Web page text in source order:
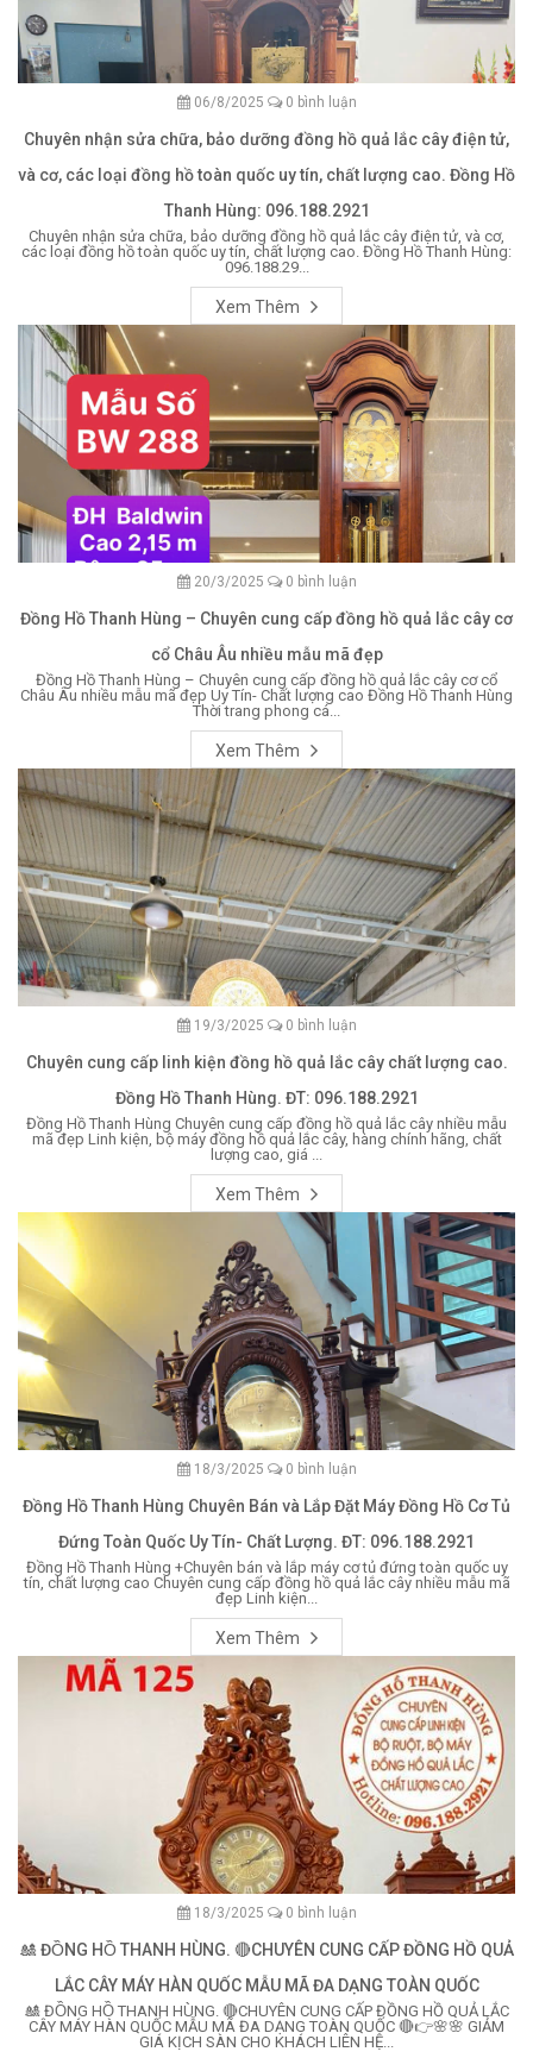
06/8/2025 0 bình luận
Chuyên nhận sửa chữa, bảo dưỡng đồng hồ quả lắc cây điện tử,
và cơ, các loại đồng hồ toàn quốc uy tín, chất lượng cao. Đồng Hồ
Thanh Hùng: 096.188.2921
Chuyên nhận sửa chữa, bảo dưỡng đồng hồ quả lắc cây điện tử, và cơ,
các loại đồng hồ toàn quốc uy tín, chất lượng cao. Đồng Hồ Thanh Hùng:
096.188.29...
Xem Thêm
20/3/2025 0 bình luận
Đồng Hồ Thanh Hùng – Chuyên cung cấp đồng hồ quả lắc cây cơ
cổ Châu Âu nhiều mẫu mã đẹp
Đồng Hồ Thanh Hùng – Chuyên cung cấp đồng hồ quả lắc cây cơ cổ
Châu Âu nhiều mẫu mã đẹp Uy Tín- Chất lượng cao Đồng Hồ Thanh Hùng
Thời trang phong cá...
Xem Thêm
19/3/2025 0 bình luận
Chuyên cung cấp linh kiện đồng hồ quả lắc cây chất lượng cao.
Đồng Hồ Thanh Hùng. ĐT: 096.188.2921
Đồng Hồ Thanh Hùng Chuyên cung cấp đồng hồ quả lắc cây nhiều mẫu
mã đẹp Linh kiện, bộ máy đồng hồ quả lắc cây, hàng chính hãng, chất
lượng cao, giá ...
Xem Thêm
18/3/2025 0 bình luận
Đồng Hồ Thanh Hùng Chuyên Bán và Lắp Đặt Máy Đồng Hồ Cơ Tủ
Đứng Toàn Quốc Uy Tín- Chất Lượng. ĐT: 096.188.2921
Đồng Hồ Thanh Hùng +Chuyên bán và lắp máy cơ tủ đứng toàn quốc uy
tín, chất lượng cao Chuyên cung cấp đồng hồ quả lắc cây nhiều mẫu mã
đẹp Linh kiện...
Xem Thêm
18/3/2025 0 bình luận
🎎 ĐỒNG HỒ THANH HÙNG. 🔴CHUYÊN CUNG CẤP ĐỒNG HỒ QUẢ
LẮC CÂY MÁY HÀN QUỐC MẪU MÃ ĐA DẠNG TOÀN QUỐC
🎎 ĐỒNG HỒ THANH HÙNG. 🔴CHUYÊN CUNG CẤP ĐỒNG HỒ QUẢ LẮC
CÂY MÁY HÀN QUỐC MẪU MÃ ĐA DẠNG TOÀN QUỐC 🔴👉🌸🌸 GIẢM
GIÁ KỊCH SÀN CHO KHÁCH LIÊN HỆ...